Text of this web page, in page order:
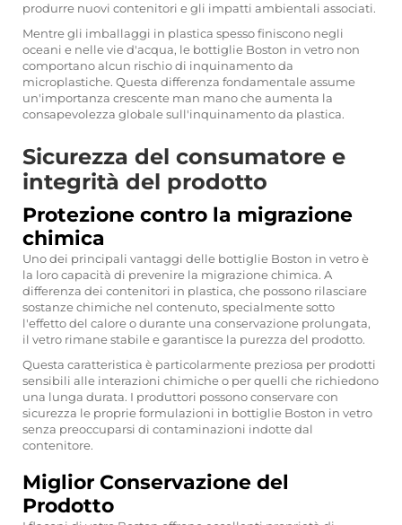
produrre nuovi contenitori e gli impatti ambientali associati.
Mentre gli imballaggi in plastica spesso finiscono negli
oceani e nelle vie d'acqua, le bottiglie Boston in vetro non
comportano alcun rischio di inquinamento da
microplastiche. Questa differenza fondamentale assume
un'importanza crescente man mano che aumenta la
consapevolezza globale sull'inquinamento da plastica.
Sicurezza del consumatore e
integrità del prodotto
Protezione contro la migrazione
chimica
Uno dei principali vantaggi delle bottiglie Boston in vetro è
la loro capacità di prevenire la migrazione chimica. A
differenza dei contenitori in plastica, che possono rilasciare
sostanze chimiche nel contenuto, specialmente sotto
l'effetto del calore o durante una conservazione prolungata,
il vetro rimane stabile e garantisce la purezza del prodotto.
Questa caratteristica è particolarmente preziosa per prodotti
sensibili alle interazioni chimiche o per quelli che richiedono
una lunga durata. I produttori possono conservare con
sicurezza le proprie formulazioni in bottiglie Boston in vetro
senza preoccuparsi di contaminazioni indotte dal
contenitore.
Miglior Conservazione del
Prodotto